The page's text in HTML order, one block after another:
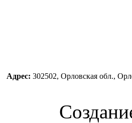
Адрес: 302502, Орловская обл.,